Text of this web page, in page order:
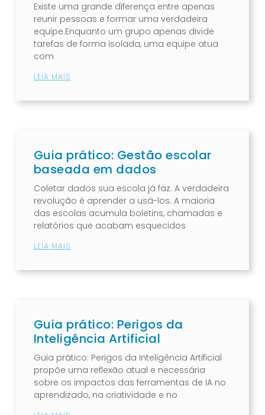
Existe uma grande diferença entre apenas
reunir pessoas e formar uma verdadeira
equipe.Enquanto um grupo apenas divide
tarefas de forma isolada, uma equipe atua
com
LEIA MAIS
Guia prático: Gestão escolar
baseada em dados
Coletar dados sua escola já faz. A verdadeira
revolução é aprender a usá-los. A maioria
das escolas acumula boletins, chamadas e
relatórios que acabam esquecidos
LEIA MAIS
Guia prático: Perigos da
Inteligência Artificial
Guia prático: Perigos da Inteligência Artificial
propõe uma reflexão atual e necessária
sobre os impactos das ferramentas de IA no
aprendizado, na criatividade e no